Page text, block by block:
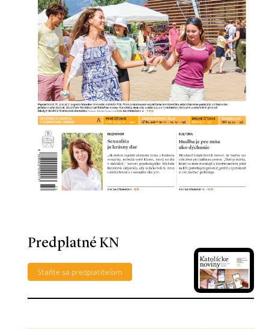
Predplatné KN
Staňte sa predplatiteľom